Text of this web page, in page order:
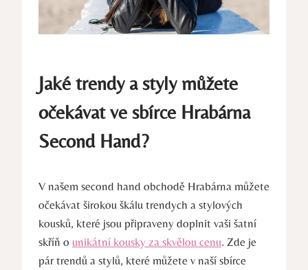
Jaké trendy a styly můžete
očekávat ve sbírce Hrabárna
Second Hand?
V našem second hand obchodě Hrabárna můžete
očekávat širokou škálu trendych a stylových
kousků, které jsou připraveny doplnit vaši šatní
skříň o unikátní kousky za skvělou cenu. Zde je
pár trendů a stylů, které můžete v naší sbírce